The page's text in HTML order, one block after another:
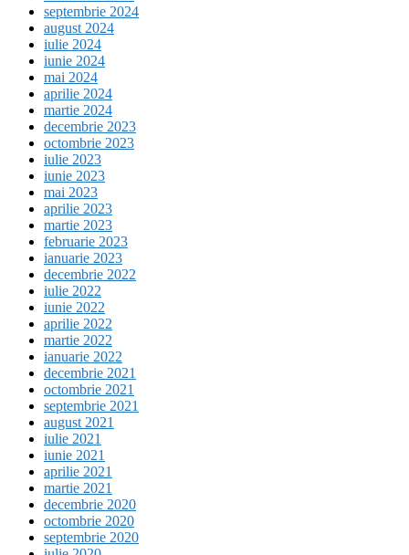
septembrie 2024
august 2024
iulie 2024
iunie 2024
mai 2024
aprilie 2024
martie 2024
decembrie 2023
octombrie 2023
iulie 2023
iunie 2023
mai 2023
aprilie 2023
martie 2023
februarie 2023
ianuarie 2023
decembrie 2022
iulie 2022
iunie 2022
aprilie 2022
martie 2022
ianuarie 2022
decembrie 2021
octombrie 2021
septembrie 2021
august 2021
iulie 2021
iunie 2021
aprilie 2021
martie 2021
decembrie 2020
octombrie 2020
septembrie 2020